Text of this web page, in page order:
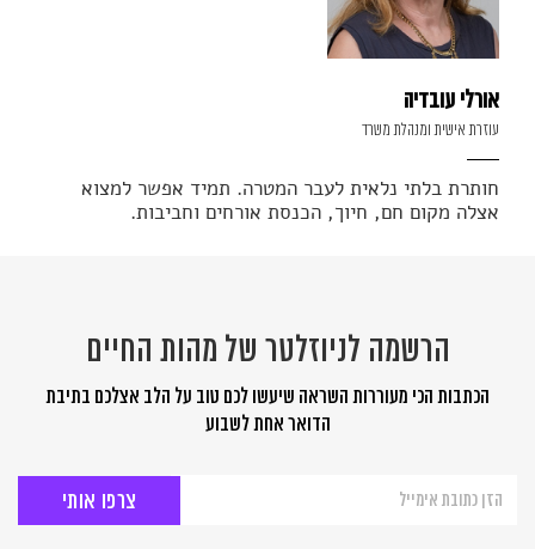
אורלי עובדיה
עוזרת אישית ומנהלת משרד
חותרת בלתי נלאית לעבר המטרה. תמיד אפשר למצוא
אצלה מקום חם, חיוך, הכנסת אורחים וחביבות.
הרשמה לניוזלטר של מהות החיים
הכתבות הכי מעוררות השראה שיעשו לכם טוב על הלב אצלכם בתיבת
הדואר אחת לשבוע
לניוזלטר